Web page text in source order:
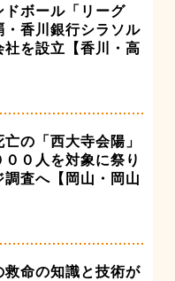
ドボール「リーグ
・香川銀行シラソル
社を設立【香川・高
の「西大寺会陽」
０人を対象に祭り
査へ【岡山・岡山
救命の知識と技術が